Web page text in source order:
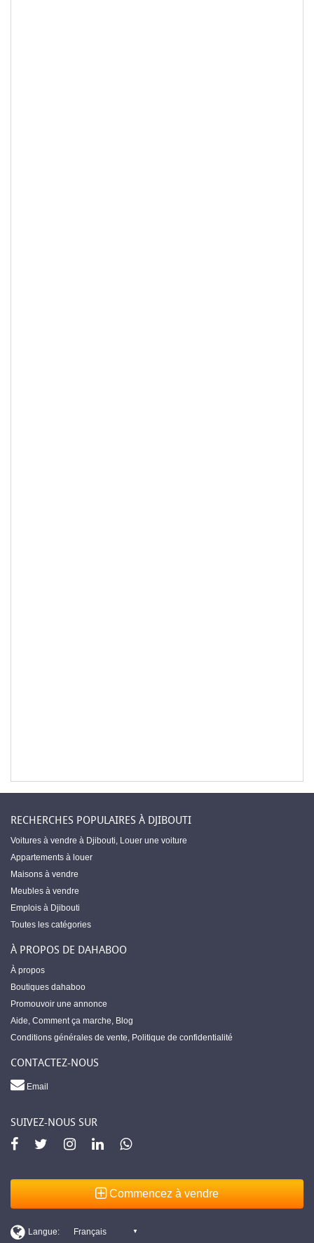
RECHERCHES POPULAIRES À DJIBOUTI
Voitures à vendre à Djibouti, Louer une voiture
Appartements à louer
Maisons à vendre
Meubles à vendre
Emplois à Djibouti
Toutes les catégories
À PROPOS DE DAHABOO
À propos
Boutiques dahaboo
Promouvoir une annonce
Aide, Comment ça marche, Blog
Conditions générales de vente, Politique de confidentialité
CONTACTEZ-NOUS
Email
SUIVEZ-NOUS SUR
Commencez à vendre